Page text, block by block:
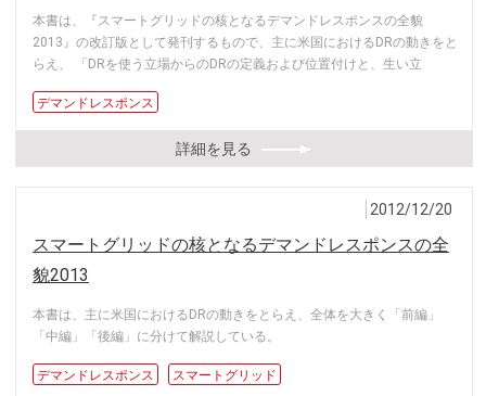
本書は、『スマートグリッドの核となるデマンドレスポンスの全貌
2013』の改訂版として発刊するもので、主に米国におけるDRの動きをと
らえ、 「DRを使う立場からのDRの定義および位置付けと、生い立
デマンドレスポンス
詳細を見る
2012/12/20
スマートグリッドの核となるデマンドレスポンスの全
貌2013
本書は、主に米国におけるDRの動きをとらえ、全体を大きく「前編」
「中編」「後編」に分けて解説している。
デマンドレスポンス スマートグリッド